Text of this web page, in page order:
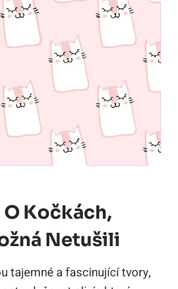
Kočkách,
Netušili
tajemné a fascinující tvory,